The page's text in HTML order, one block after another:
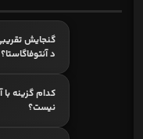
گنجایش
د آنتوفاگاستا؟
کدام گزینه با
نیست؟